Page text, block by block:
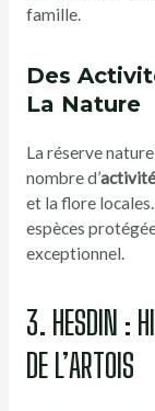
famille.
Des
La Nature
La réserve
nombre d’
et la flore
espèces
exceptionnel.
3. HESDIN :
DE L’ARTOIS